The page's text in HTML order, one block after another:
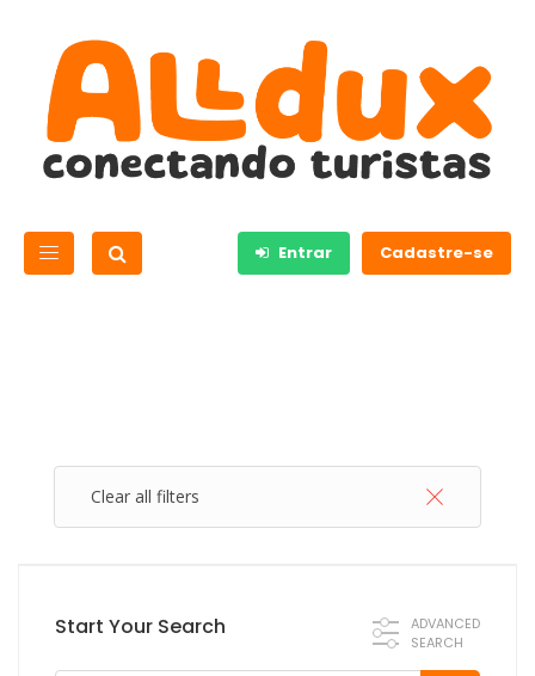
Entrar Cadastre-se
luxury
swiss
rolex
Clear all filters
Start Your Search
ADVANCED
SEARCH